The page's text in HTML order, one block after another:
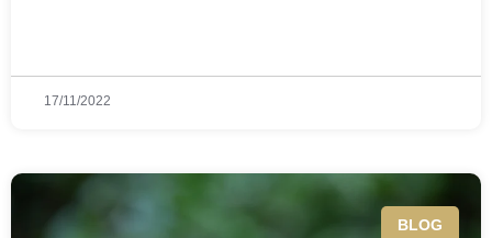
17/11/2022
BLOG